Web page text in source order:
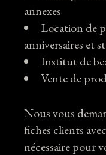
annexes
Location de
anniversaires et
Institut de
Vente de
Nous vous
fiches clients
nécessaire pour